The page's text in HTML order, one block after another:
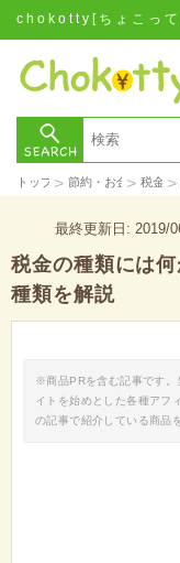
chokotty[ちょこって
トップ > 節約・お金> 税金 >
最終更新日: 2019/
税金の種類には
種類を解説
※商品PRを含む記事です。
イトを始めとした各種アフ
の記事で紹介している商品